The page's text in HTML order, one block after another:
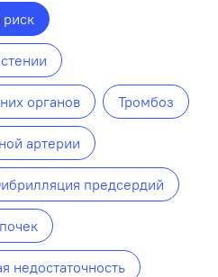
органов Тромбоз
артерии
предсердий
недостаточность